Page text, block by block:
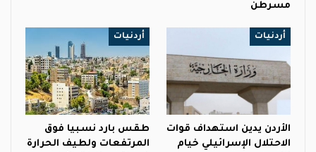
مسرطن
أردنيات
الأردن يدين استهداف قوات
الاحتلال الإسرائيلي خيام
أردنيات
طقس بارد نسبيا فوق
المرتفعات ولطيف الحرارة